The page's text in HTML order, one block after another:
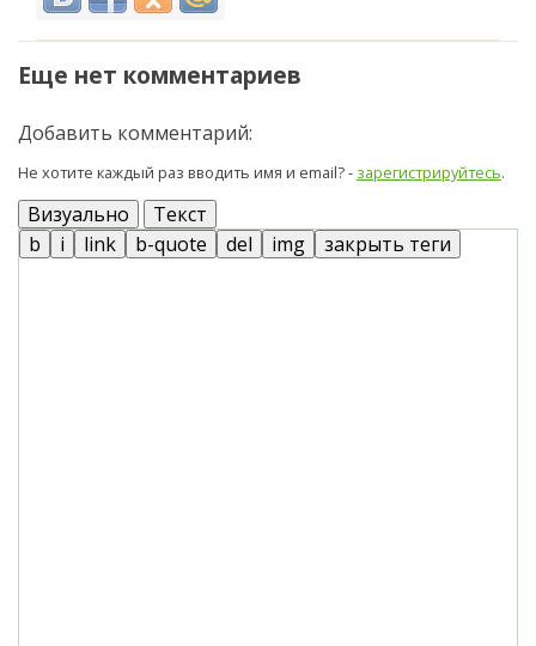
Еще нет комментариев
Добавить комментарий:
Не хотите каждый раз вводить имя и email? - зарегистрируйтесь.
Визуально Текст